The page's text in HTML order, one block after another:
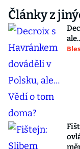
Články z